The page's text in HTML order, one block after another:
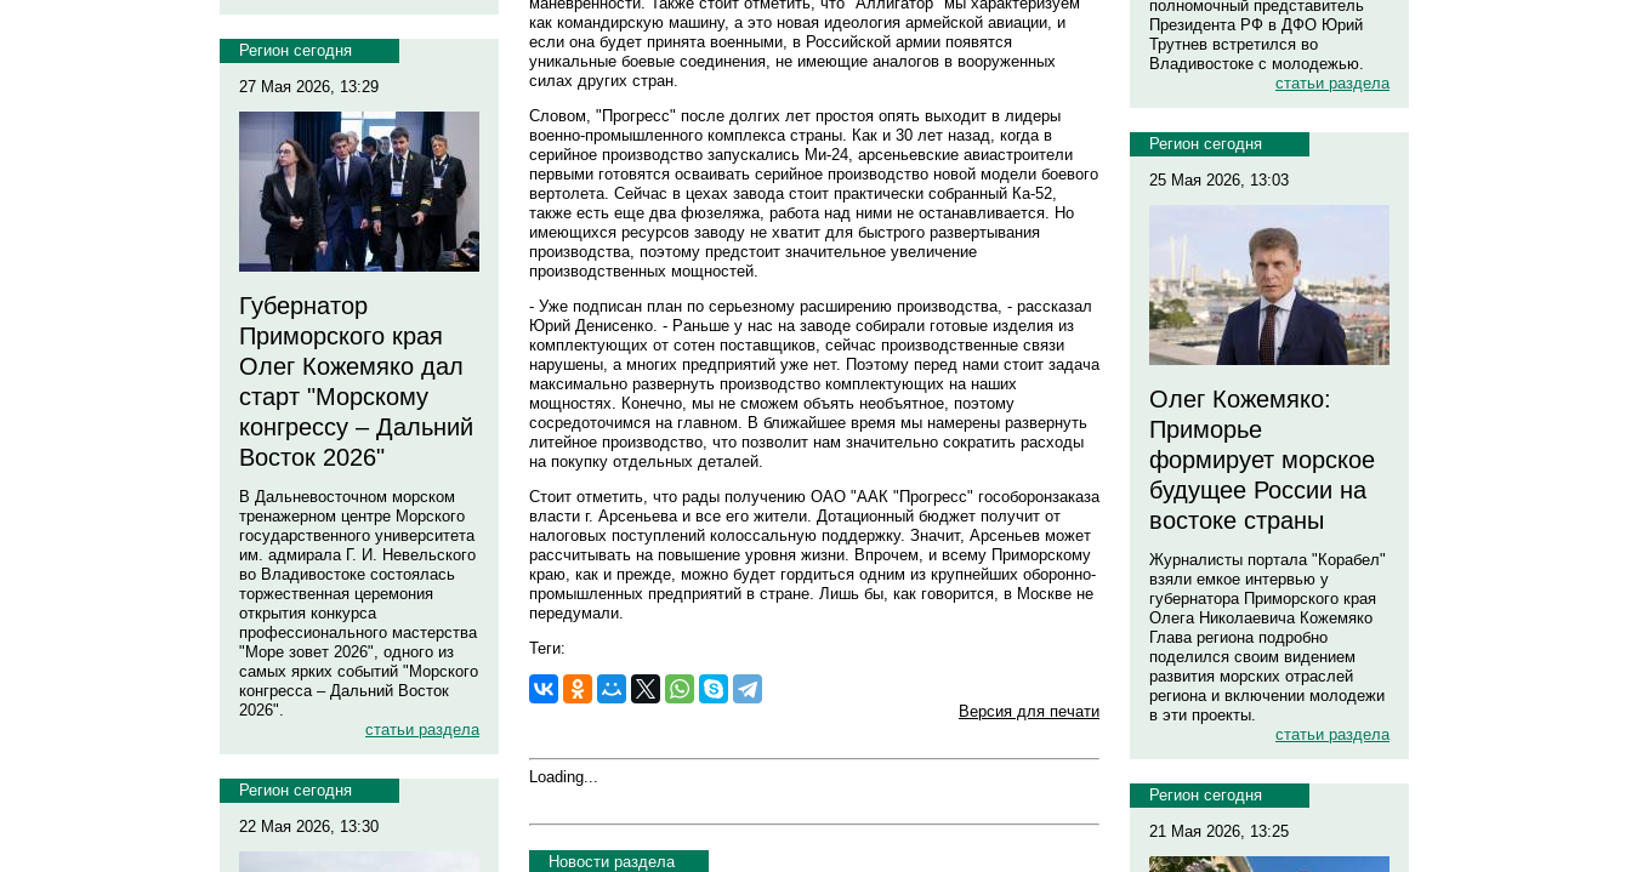
Регион сегодня
27 Мая 2026, 13:29
Губернатор
Приморского края
Олег Кожемяко дал
старт "Морскому
конгрессу – Дальний
Восток 2026"
В Дальневосточном морском
тренажерном центре Морского
государственного университета
им. адмирала Г. И. Невельского
во Владивостоке состоялась
торжественная церемония
открытия конкурса
профессионального мастерства
"Море зовет 2026", одного из
самых ярких событий "Морского
конгресса – Дальний Восток
2026".
статьи раздела
Регион сегодня
22 Мая 2026, 13:30
как командирскую машину, а это новая идеология армейской авиации, и
если она будет принята военными, в Российской армии появятся
уникальные боевые соединения, не имеющие аналогов в вооруженных
силах других стран.
Словом, "Прогресс" после долгих лет простоя опять выходит в лидеры
военно-промышленного комплекса страны. Как и 30 лет назад, когда в
серийное производство запускались Ми-24, арсеньевские авиастроители
первыми готовятся осваивать серийное производство новой модели боевого
вертолета. Сейчас в цехах завода стоит практически собранный Ка-52,
также есть еще два фюзеляжа, работа над ними не останавливается. Но
имеющихся ресурсов заводу не хватит для быстрого развертывания
производства, поэтому предстоит значительное увеличение
производственных мощностей.
- Уже подписан план по серьезному расширению производства, - рассказал
Юрий Денисенко. - Раньше у нас на заводе собирали готовые изделия из
комплектующих от сотен поставщиков, сейчас производственные связи
нарушены, а многих предприятий уже нет. Поэтому перед нами стоит задача
максимально развернуть производство комплектующих на наших
мощностях. Конечно, мы не сможем объять необъятное, поэтому
сосредоточимся на главном. В ближайшее время мы намерены развернуть
литейное производство, что позволит нам значительно сократить расходы
на покупку отдельных деталей.
Стоит отметить, что рады получению ОАО "ААК "Прогресс" гособоронзаказа
власти г. Арсеньева и все его жители. Дотационный бюджет получит от
налоговых поступлений колоссальную поддержку. Значит, Арсеньев может
рассчитывать на повышение уровня жизни. Впрочем, и всему Приморскому
краю, как и прежде, можно будет гордиться одним из крупнейших оборонно-
промышленных предприятий в стране. Лишь бы, как говорится, в Москве не
передумали.
Теги:
Версия для печати
Loading...
Новости раздела
полномочный представитель
Президента РФ в ДФО Юрий
Трутнев встретился во
Владивостоке с молодежью.
статьи раздела
Регион сегодня
25 Мая 2026, 13:03
Олег Кожемяко:
Приморье
формирует морское
будущее России на
востоке страны
Журналисты портала "Корабел"
взяли емкое интервью у
губернатора Приморского края
Олега Николаевича Кожемяко
Глава региона подробно
поделился своим видением
развития морских отраслей
региона и включении молодежи
в эти проекты.
статьи раздела
Регион сегодня
21 Мая 2026, 13:25